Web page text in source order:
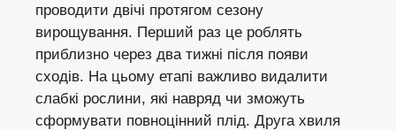
проводити двічі протягом сезону
вирощування. Перший раз це роблять
приблизно через два тижні після появи
сходів. На цьому етапі важливо видалити
слабкі рослини, які навряд чи зможуть
сформувати повноцінний плід. Друга хвиля